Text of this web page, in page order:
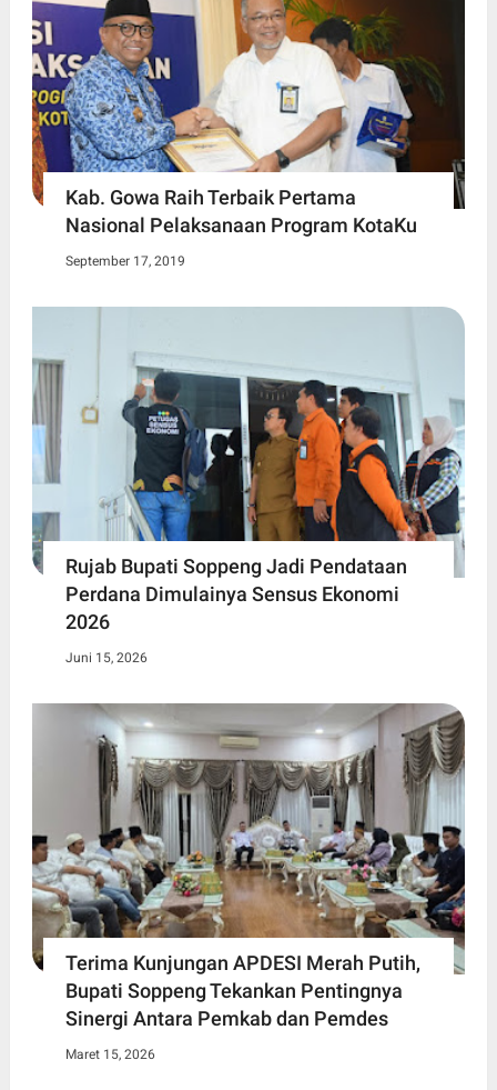
Kab. Gowa Raih Terbaik Pertama
Nasional Pelaksanaan Program KotaKu
September 17, 2019
Rujab Bupati Soppeng Jadi Pendataan
Perdana Dimulainya Sensus Ekonomi
2026
Juni 15, 2026
Terima Kunjungan APDESI Merah Putih,
Bupati Soppeng Tekankan Pentingnya
Sinergi Antara Pemkab dan Pemdes
Maret 15, 2026